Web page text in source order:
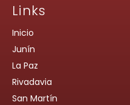
Links
Inicio
Junín
La Paz
Rivadavia
San Martín